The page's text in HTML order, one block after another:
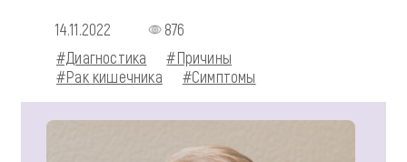
14.11.2022
876
#Диагностика
#Причины
#Рак кишечника
#Симптомы